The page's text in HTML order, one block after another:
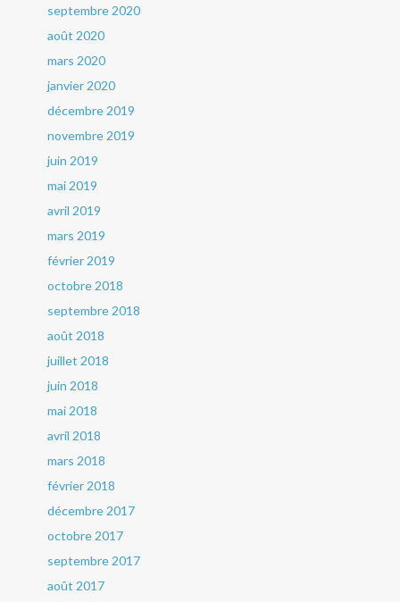
septembre 2020
août 2020
mars 2020
janvier 2020
décembre 2019
novembre 2019
juin 2019
mai 2019
avril 2019
mars 2019
février 2019
octobre 2018
septembre 2018
août 2018
juillet 2018
juin 2018
mai 2018
avril 2018
mars 2018
février 2018
décembre 2017
octobre 2017
septembre 2017
août 2017